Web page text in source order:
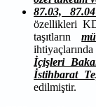
87.03,
özellikleri
taşıtların
İçişleri
İstihbarat
edilmiştir.